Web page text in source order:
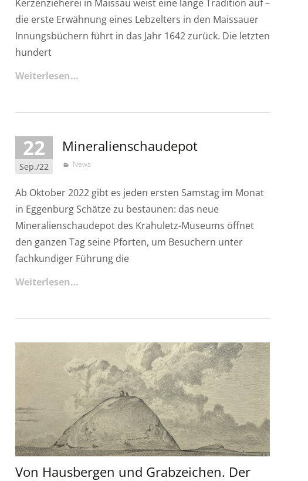
Kerzenzieherei in Maissau weist eine lange Tradition auf –
die erste Erwähnung eines Lebzelters in den Maissauer
Innungsbüchern führt in das Jahr 1642 zurück. Die letzten
hundert
Weiterlesen…
22
Sep./22
Mineralienschaudepot
News
Ab Oktober 2022 gibt es jeden ersten Samstag im Monat
in Eggenburg Schätze zu bestaunen: das neue
Mineralienschaudepot des Krahuletz-Museums öffnet
den ganzen Tag seine Pforten, um Besuchern unter
fachkundiger Führung die
Weiterlesen…
Von Hausbergen und Grabzeichen. Der